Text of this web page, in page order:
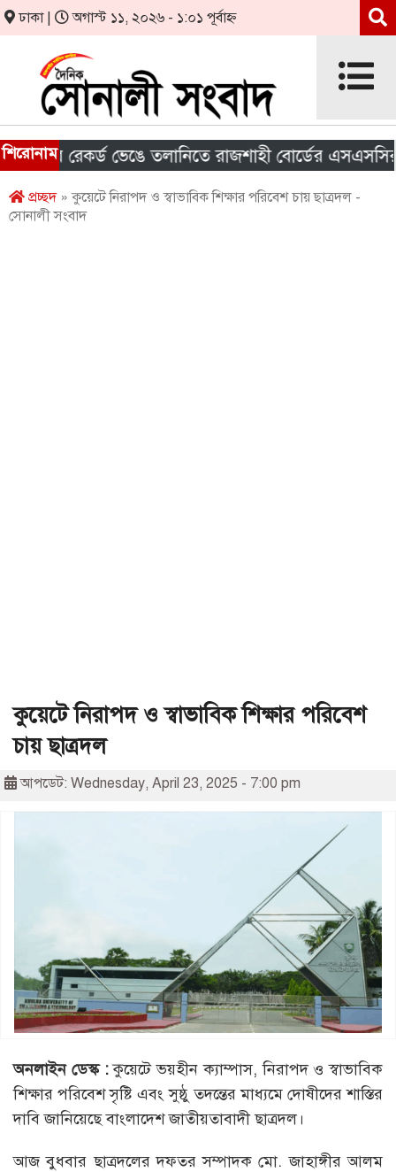
ঢাকা | অগাস্ট ১১, ২০২৬ - ১:০১ পূর্বাহ্ন
শিরোনাম
রেকর্ড ভেঙে তলানিতে রাজশাহী বোর্ডের এসএসসির ফল
প্রচ্ছদ» কুয়েটে নিরাপদ ও স্বাভাবিক শিক্ষার পরিবেশ চায় ছাত্রদল -
সোনালী সংবাদ
কুয়েটে নিরাপদ ও স্বাভাবিক শিক্ষার পরিবেশ
চায় ছাত্রদল
আপডেট: Wednesday, April 23, 2025 - 7:00 pm
অনলাইন ডেস্ক :কুয়েটে ভয়হীন ক্যাম্পাস, নিরাপদ ও স্বাভাবিক
শিক্ষার পরিবেশ সৃষ্টি এবং সুষ্ঠু তদন্তের মাধ্যমে দোষীদের শাস্তির
দাবি জানিয়েছে বাংলাদেশ জাতীয়তাবাদী ছাত্রদল।
আজ বুধবার ছাত্রদলের দফতর সম্পাদক মো. জাহাঙ্গীর আলম